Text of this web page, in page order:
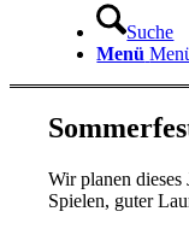
Suche
Menü
Wir planen dieses
Spielen, guter